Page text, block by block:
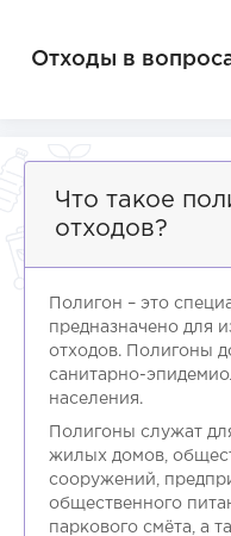
Отходы в
Что такое
отходов?
Полигон – это
предназначено для
отходов. Полигоны
санитарно-
населения.
Полигоны служат
жилых домов,
сооружений,
общественного
паркового смёта, а